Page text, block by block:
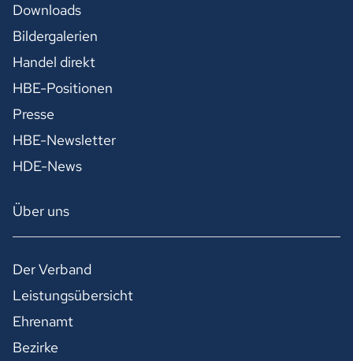
Downloads
Bildergalerien
Handel direkt
HBE-Positionen
Presse
HBE-Newsletter
HDE-News
Über uns
Der Verband
Leistungsübersicht
Ehrenamt
Bezirke